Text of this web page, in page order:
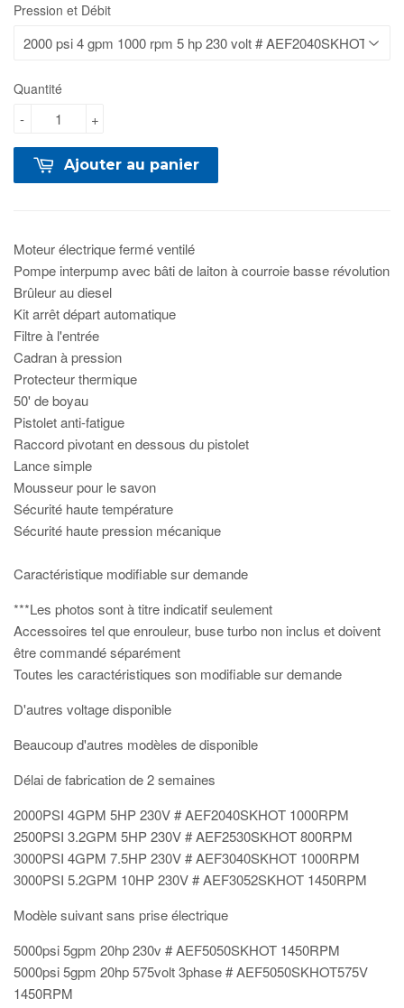
Pression et Débit
Quantité
+
-
Ajouter au panier
Moteur électrique fermé ventilé
Pompe interpump avec bâti de laiton à courroie basse révolution
Brûleur au diesel
Kit arrêt départ automatique
Filtre à l'entrée
Cadran à pression
Protecteur thermique
50' de boyau
Pistolet anti-fatigue
Raccord pivotant en dessous du pistolet
Lance simple
Mousseur pour le savon
Sécurité haute température
Sécurité haute pression mécanique
Caractéristique modifiable sur demande
***Les photos sont à titre indicatif seulement
Accessoires tel que enrouleur, buse turbo non inclus et doivent
être commandé séparément
Toutes les caractéristiques son modifiable sur demande
D'autres voltage disponible
Beaucoup d'autres modèles de disponible
Délai de fabrication de 2 semaines
2000PSI 4GPM 5HP 230V # AEF2040SKHOT 1000RPM
2500PSI 3.2GPM 5HP 230V # AEF2530SKHOT800RPM
3000PSI 4GPM 7.5HP 230V # AEF3040SKHOT 1000RPM
3000PSI 5.2GPM 10HP 230V # AEF3052SKHOT 1450RPM
Modèle suivant sans prise électrique
5000psi 5gpm 20hp 230v # AEF5050SKHOT 1450RPM
5000psi 5gpm 20hp 575volt 3phase # AEF5050SKHOT575V
1450RPM